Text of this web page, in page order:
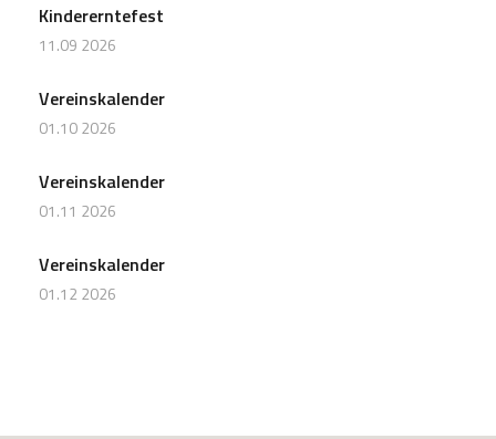
Kindererntefest
11.09 2026
Vereinskalender
01.10 2026
Vereinskalender
01.11 2026
Vereinskalender
01.12 2026